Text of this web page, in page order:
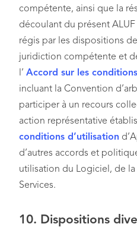
compétente, ainsi que la
découlant du présent
régis par les dispositions
juridiction compétente et
l’ Accord sur les
incluant la Convention
participer à un recours
action représentative établis
conditions d’utilisation
d’autres accords et
utilisation du Logiciel, de
Services.
10. Dispositions